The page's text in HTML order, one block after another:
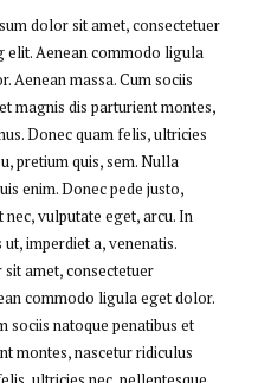
dolor sit amet, consectetuer
elit. Aenean commodo ligula
Aenean massa. Cum sociis
magnis dis parturient montes,
Donec quam felis, ultricies
pretium quis, sem. Nulla
enim. Donec pede justo,
vulputate eget, arcu. In
imperdiet a, venenatis.
amet, consectetuer
commodo ligula eget dolor.
sociis natoque penatibus et
montes, nascetur ridiculus